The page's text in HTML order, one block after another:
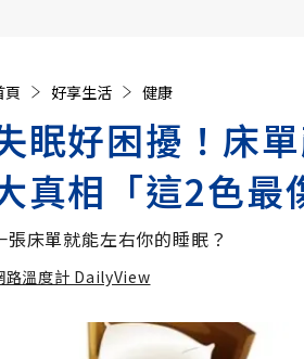
頁 好享生活 健康
眠好困擾！床
真相「這2色最
張床單就能左右你的睡眠？
路溫度計 DailyView
網路溫度計 DailyView